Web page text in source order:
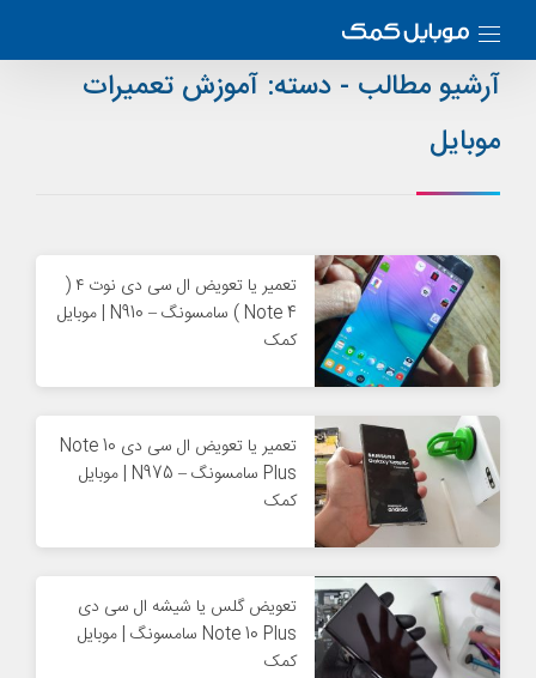
آرشیو مطالب - دسته: آموزش تعمیرات
موبایل
تعمیر یا تعویض ال سی دی نوت ۴ (
Note 4 ) سامسونگ – N910 | موبایل
کمک
تعمیر یا تعویض ال سی دی Note 10
Plus سامسونگ – N975 | موبایل
کمک
تعویض گلس یا شیشه ال سی دی
Note 10 Plus سامسونگ | موبایل
کمک